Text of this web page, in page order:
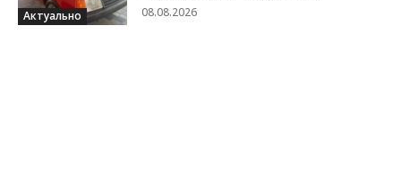
Актуально 08.08.2026